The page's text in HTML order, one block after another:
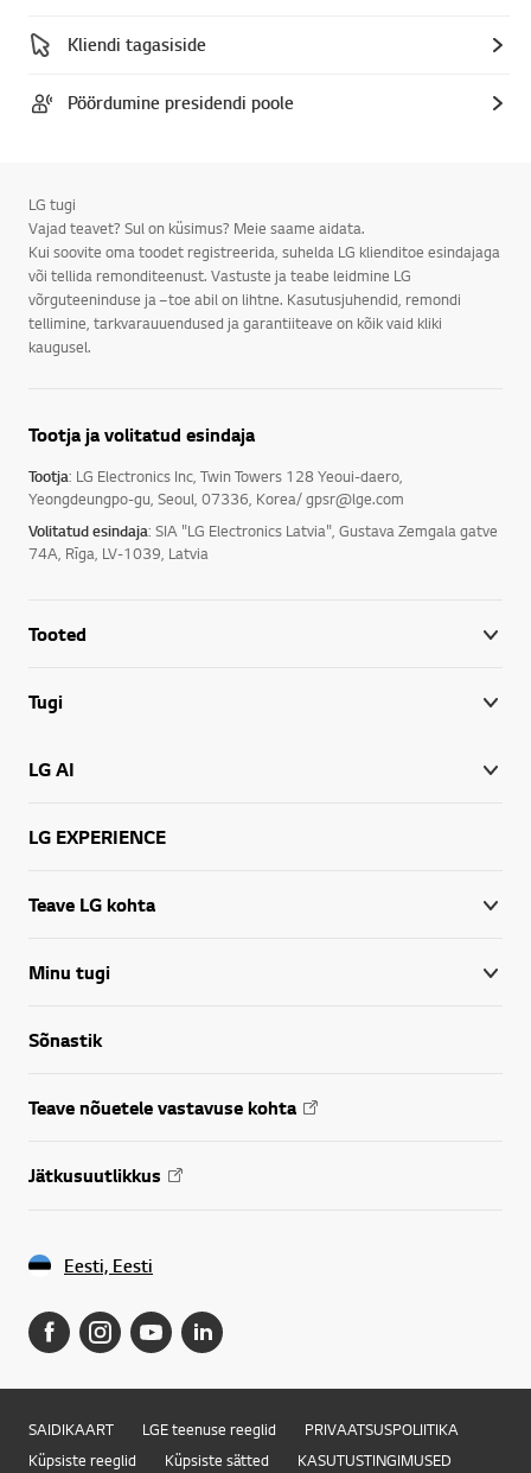
Kliendi tagasiside
Pöördumine presidendi poole
LG tugi
Vajad teavet? Sul on küsimus? Meie saame aidata.
Kui soovite oma toodet registreerida, suhelda LG klienditoe esindajaga
või tellida remonditeenust. Vastuste ja teabe leidmine LG
võrguteeninduse ja –toe abil on lihtne. Kasutusjuhendid, remondi
tellimine, tarkvarauuendused ja garantiiteave on kõik vaid kliki
kaugusel.
Tootja ja volitatud esindaja
Tootja: LG Electronics Inc, Twin Towers 128 Yeoui-daero,
Yeongdeungpo-gu, Seoul, 07336, Korea/ gpsr@lge.com
Volitatud esindaja: SIA "LG Electronics Latvia", Gustava Zemgala gatve
74A, Rīga, LV-1039, Latvia
Tooted
Tugi
LG AI
LG EXPERIENCE
Teave LG kohta
Minu tugi
Sõnastik
Teave nõuetele vastavuse kohta
Jätkusuutlikkus
Eesti, Eesti
SAIDIKAART LGE teenuse reeglid
PRIVAATSUSPOLIITIKA
Küpsiste reeglid
Küpsiste sätted KASUTUSTINGIMUSED